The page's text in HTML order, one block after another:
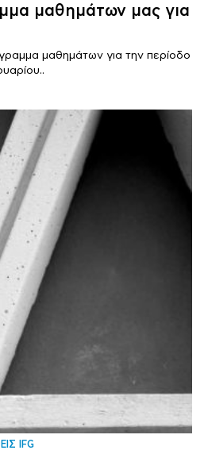
μαθημάτων μας για
μαθημάτων για την περίοδο
IFG